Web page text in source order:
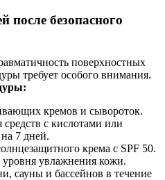
после безопасного
поверхностных
требует особого внимания.
кремов и сывороток.
средств с кислотами или
7 дней.
крема с SPF 50.
увлажнения кожи.
сауны и бассейнов в течение